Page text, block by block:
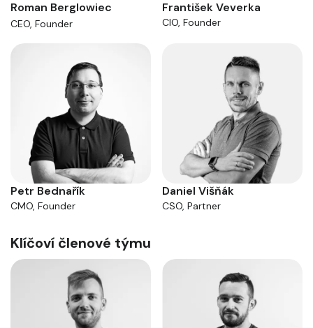
Roman Berglowiec
CEO, Founder
František Veverka
CIO, Founder
Petr Bednařík
CMO, Founder
Daniel Višňák
CSO, Partner
Klíčoví členové týmu